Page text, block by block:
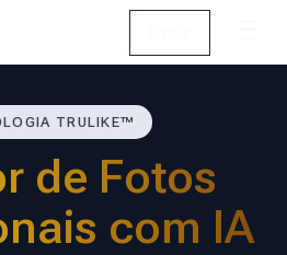
TRULIKE™
de Fotos
com IA